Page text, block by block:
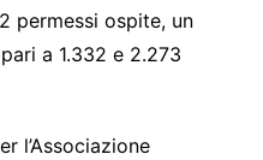
permessi ospite, un
a 1.332 e 2.273
l’Associazione